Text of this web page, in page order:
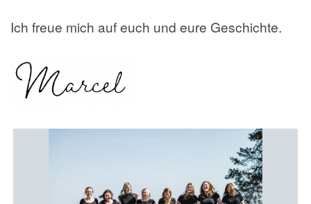
Ich freue mich auf euch und eure Geschichte.